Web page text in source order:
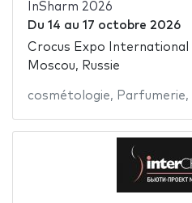
InSharm 2026
Du 14 au 17 octobre 2026
Crocus Expo
Moscou, Russie
cosmétologie, Parfumerie,